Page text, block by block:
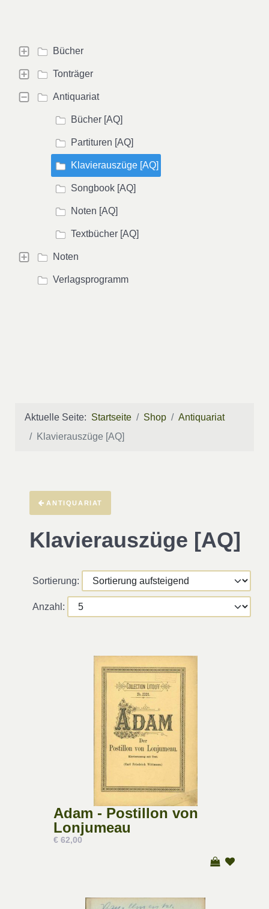
Bücher
Tonträger
Antiquariat
Bücher [AQ]
Partituren [AQ]
Klavierauszüge [AQ]
Songbook [AQ]
Noten [AQ]
Textbücher [AQ]
Noten
Verlagsprogramm
Aktuelle Seite: Startseite Shop
Antiquariat
Klavierauszüge [AQ]
ANTIQUARIAT
Klavierauszüge [AQ]
Sortierung:
Anzahl:
Adam - Postillon von
Lonjumeau
€ 62,00